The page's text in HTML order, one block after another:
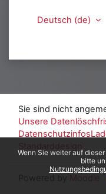
Wenn Sie weiter auf
bitte
Deutsch ‎(de)‎
Sie sind nicht
Unsere
Datenschutzinfos